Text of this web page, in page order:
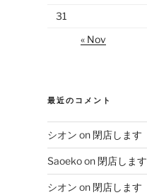
31
« Nov
最近のコメント
シオン on閉店します
Saoekoon閉店します
シオン on閉店します